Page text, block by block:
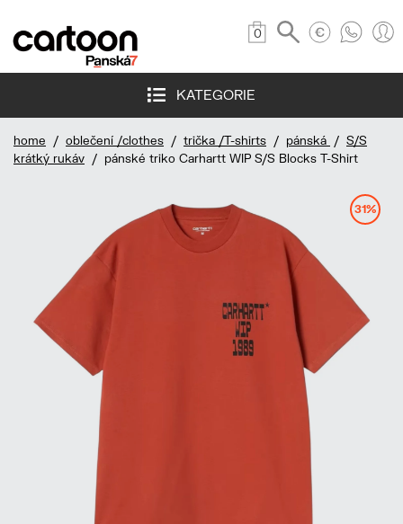
0
KATEGORIE
home / oblečení /clothes / trička /T-shirts / pánská / S/S
krátký rukáv / pánské triko Carhartt WIP S/S Blocks T-Shirt
31%